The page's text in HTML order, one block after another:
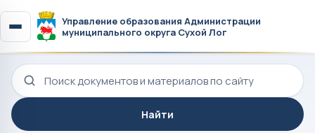
Управление образования Администрации
муниципального округа Сухой Лог
Поиск по сайту
Найти